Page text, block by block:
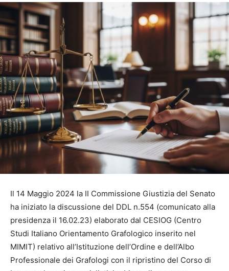
Il 14 Maggio 2024 la II Commissione Giustizia del Senato
ha iniziato la discussione del DDL n.554 (comunicato alla
presidenza il 16.02.23) elaborato dal CESIOG (Centro
Studi Italiano Orientamento Grafologico inserito nel
MIMIT) relativo all’Istituzione dell’Ordine e dell’Albo
Professionale dei Grafologi con il ripristino del Corso di